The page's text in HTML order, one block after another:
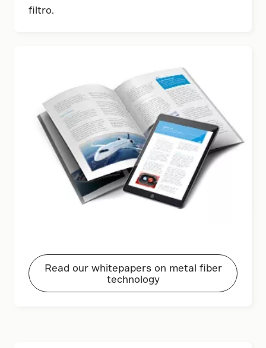
filtro.
Read our whitepapers on metal fiber
technology